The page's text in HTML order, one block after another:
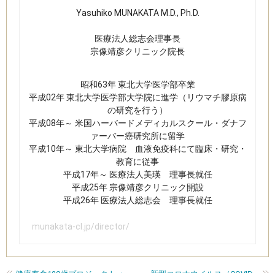
Yasuhiko MUNAKATA M.D., Ph.D.
​医療法人総志会理事長
宗像靖彦クリニック​院長
昭和63年 東北大学医学部卒業​
平成02年 東北大学医学部大学院に進学（リウマチ膠原病
の研究を行う）
平成08年～ 米国ハーバードメディカルスクール・ダナフ
ァーバー癌研究所に留学
平成10年～ 東北大学病院 血液免疫科にて臨床・研究・
教育に従事
平成17年～ 医療法人美瑛 理事長就任
平成25年 宗像靖彦クリニック開設
平成26年 医療法人総志会 理事長就任​
munakata-cl.jp/director/